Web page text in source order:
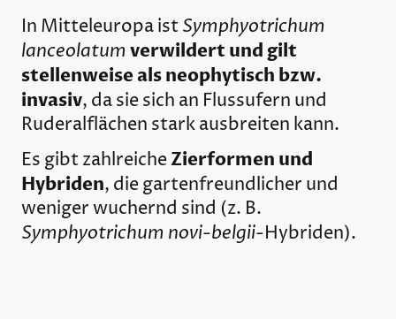
In Mitteleuropa istSymphyotrichum
lanceolatum verwildert und gilt
stellenweise als neophytisch bzw.
invasiv, da sie sich an Flussufern und
Ruderalflächen stark ausbreiten kann.
Es gibt zahlreicheZierformen und
Hybriden, die gartenfreundlicher und
weniger wuchernd sind (z. B.
Symphyotrichum novi-belgii-Hybriden).